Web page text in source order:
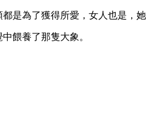
是為了獲得所愛，女人也是，她
餵養了那隻大象。